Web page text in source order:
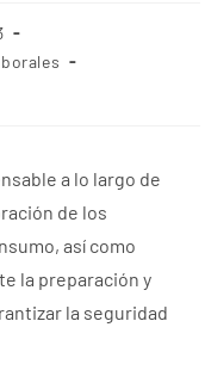
a lo largo de
de los
así como
la preparación y
la seguridad